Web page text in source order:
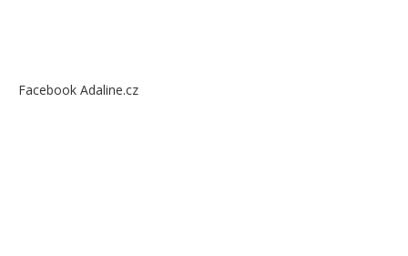
Facebook Adaline.cz